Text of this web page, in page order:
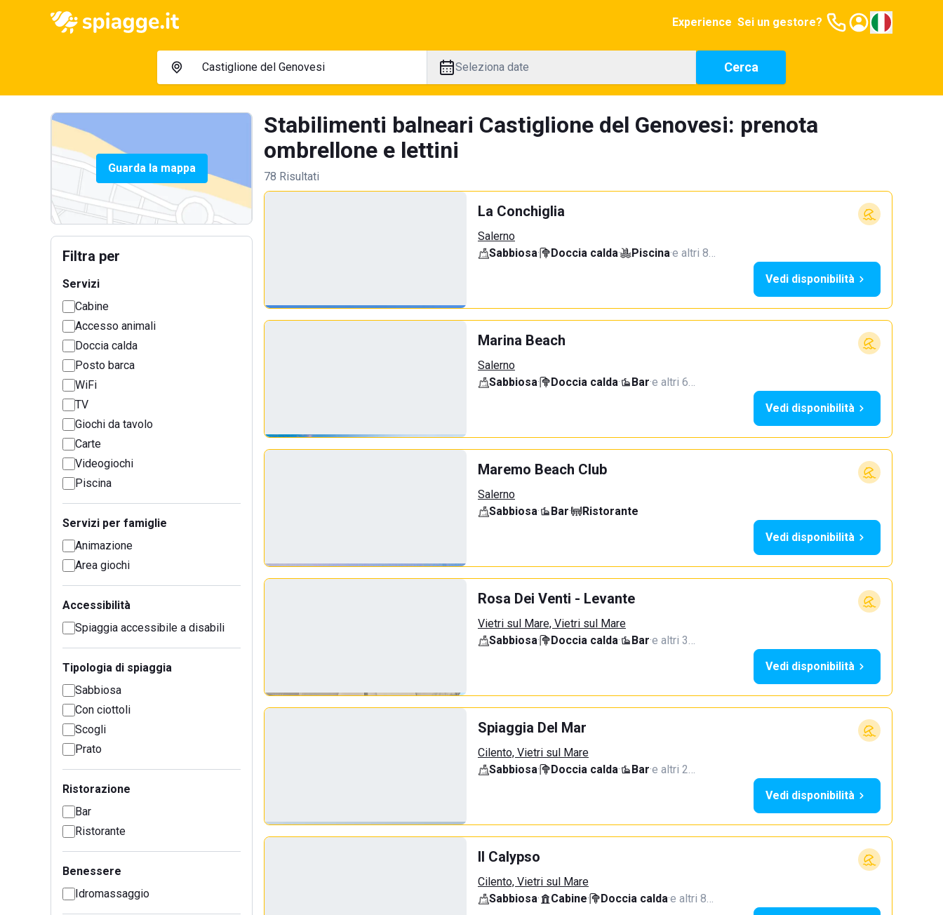
Experience Sei un gestore?
Seleziona date Cerca
Guarda la mappa
Filtra per
Servizi
Cabine
Accesso animali
Doccia calda
Posto barca
WiFi
TV
Giochi da tavolo
Carte
Videogiochi
Piscina
Servizi per famiglie
Animazione
Area giochi
Accessibilità
Spiaggia accessibile a disabili
Tipologia di spiaggia
Sabbiosa
Con ciottoli
Scogli
Prato
Ristorazione
Bar
Ristorante
Benessere
Idromassaggio
Stabilimenti balneari Castiglione del Genovesi: prenota
ombrellone e lettini
78 Risultati
La Conchiglia
Salerno
Sabbiosa· Doccia calda· Piscina·e altri 8…
Vedi disponibilità
Marina Beach
Salerno
Sabbiosa· Doccia calda· Bar·e altri 6…
Vedi disponibilità
Maremo Beach Club
Salerno
Sabbiosa· Bar·
Ristorante
Vedi disponibilità
Rosa Dei Venti - Levante
Vietri sul Mare, Vietri sul Mare
Sabbiosa· Doccia calda· Bar·e altri 3…
Vedi disponibilità
Spiaggia Del Mar
Cilento, Vietri sul Mare
Sabbiosa· Doccia calda· Bar·e altri 2…
Vedi disponibilità
Il Calypso
Cilento, Vietri sul Mare
Sabbiosa· Cabine· Doccia calda·e altri 8…